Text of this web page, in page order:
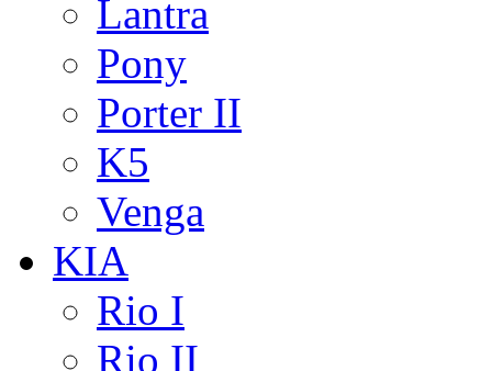
Lantra
Pony
Porter II
K5
Venga
KIA
Rio I
Rio II